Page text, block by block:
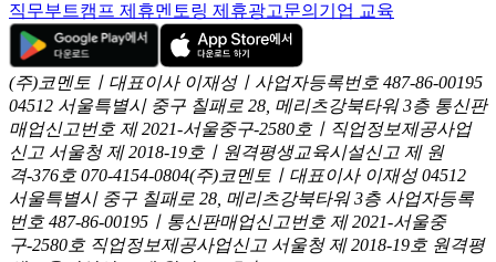
직무부트캠프 제휴멘토링 제휴광고문의 기업 교육
(주)코멘토ㅣ대표이사 이재성ㅣ사업자등록번호 487-86-00195
04512 서울특별시 중구 칠패로 28, 메리츠강북타워 3층 통신판
매업신고번호 제 2021-서울중구-2580호ㅣ직업정보제공사업
신고 서울청 제 2018-19호ㅣ원격평생교육시설신고 제 원
격-376호 070-4154-0804(주)코멘토ㅣ대표이사 이재성 04512
서울특별시 중구 칠패로 28, 메리츠강북타워 3층 사업자등록
번호 487-86-00195ㅣ통신판매업신고번호 제 2021-서울중
구-2580호 직업정보제공사업신고 서울청 제 2018-19호 원격평